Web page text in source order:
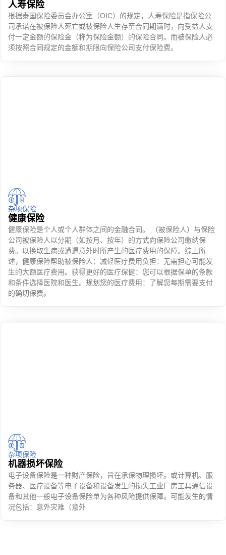
人寿保险
根据泰国保险委员会办公室（OIC）的规定，人寿保险是指保险公
司承诺在被保险人死亡或被保险人生存至合同期满时，向受益人支
付一定金额的保险金（称为保险金额）的保险合同。而被保险人必
须按照合同规定的金额和期限向保险公司支付保险费。
杂项保险
健康保险
健康保险是个人或个人群体之间的金融合同。 （被保险人）与保险
公司被保险人以分期（如按月、按年）的方式向保险公司缴纳保
费。以换取生病或遭遇意外时所产生的医疗费用的保障。综上所
述，健康保险帮助被保险人：减轻医疗费用负担：无需担心可能发
生的大额医疗费用。获得更好的医疗保健：您可以根据保单的条款
和条件选择医院和医生。规划您的医疗费用：了解您每期需要支付
的确切保费。
杂项保险
机器损坏保险
电子设备保险是一种财产保险，旨在承保物理损坏。或计算机、服
务器、医疗设备等电子设备和设备发生的损失工业厂房工具通信设
备和其他一般电子设备保险单为各种风险提供保障。可能发生的情
况包括：意外灾难（意外